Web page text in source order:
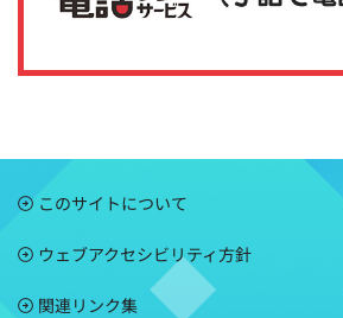
このサイトについて
ウェブアクセシビリティ方針
関連リンク集